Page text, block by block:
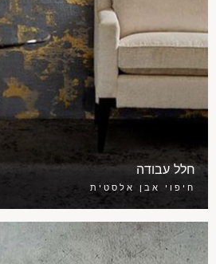
חלל עבודה
חיפוי אבן אלסטית